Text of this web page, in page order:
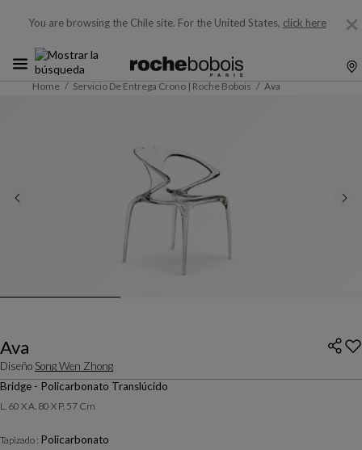
You are browsing the Chile site. For the United States, click here
Home Servicio De Entrega Crono | Roche Bobois Ava
Ava
Diseño Song Wen Zhong
Bridge - Policarbonato Translúcido
L. 60 X A. 80 X P. 57 Cm
Tapizado : Policarbonato